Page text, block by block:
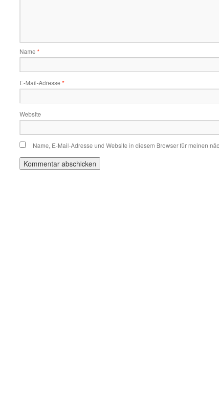
Name *
E-Mail-Adresse *
Website
Name, E-Mail-Adresse und Website in diesem Browser für meinen